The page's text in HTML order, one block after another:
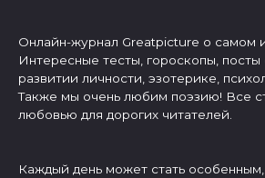
Онлайн-журнал Greatpicture о самом
Интересные тесты, гороскопы,
развитии личности, эзотерике,
Также мы очень любим поэзию! Все
любовью для дорогих читателей.
Каждый день может стать